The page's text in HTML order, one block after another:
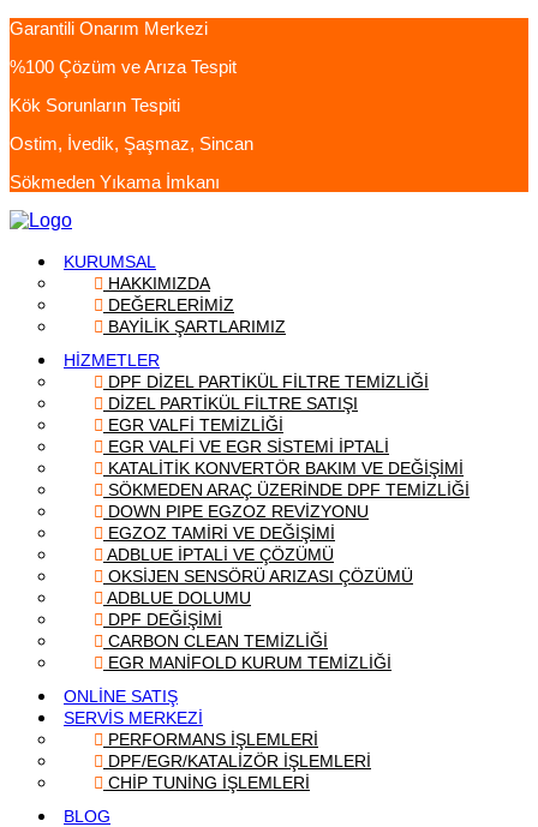
Garantili Onarım Merkezi
%100 Çözüm ve Arıza Tespit
Kök Sorunların Tespiti
Ostim, İvedik, Şaşmaz, Sincan
Sökmeden Yıkama İmkanı
KURUMSAL
HAKKIMIZDA
DEĞERLERİMİZ
BAYİLİK ŞARTLARIMIZ
HİZMETLER
DPF DİZEL PARTİKÜL FİLTRE TEMİZLİĞİ
DİZEL PARTİKÜL FİLTRE SATIŞI
EGR VALFİ TEMİZLİĞİ
EGR VALFİ VE EGR SİSTEMİ İPTALİ
KATALİTİK KONVERTÖR BAKIM VE DEĞİŞİMİ
SÖKMEDEN ARAÇ ÜZERİNDE DPF TEMİZLİĞİ
DOWN PIPE EGZOZ REVİZYONU
EGZOZ TAMİRİ VE DEĞİŞİMİ
ADBLUE İPTALİ VE ÇÖZÜMÜ
OKSİJEN SENSÖRÜ ARIZASI ÇÖZÜMÜ
ADBLUE DOLUMU
DPF DEĞİŞİMİ
CARBON CLEAN TEMİZLİĞİ
EGR MANİFOLD KURUM TEMİZLİĞİ
ONLİNE SATIŞ
SERVİS MERKEZİ
PERFORMANS İŞLEMLERİ
DPF/EGR/KATALİZÖR İŞLEMLERİ
CHİP TUNİNG İŞLEMLERİ
BLOG